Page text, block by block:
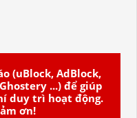
(uBlock, AdBlock,
...) để giúp
duy trì hoạt động.
ơn!